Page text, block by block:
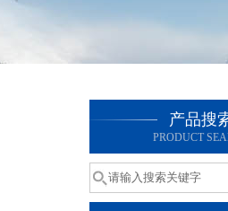
产品搜
PRODUCT